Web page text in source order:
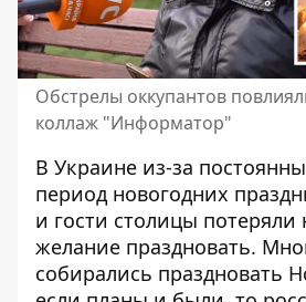
Обстрелы оккупантов
коллаж "Информатор"
В Украине из-за
период новогодних
и гости столицы потеряли
желание праздновать.
собирались праздновать